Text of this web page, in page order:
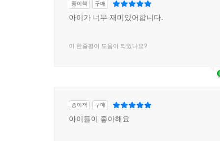
종이책 구매
아이가 너무 재미있어합니다.
이 한줄평이 도움이 되었나요?
종이책 구매
아이들이 좋아해요